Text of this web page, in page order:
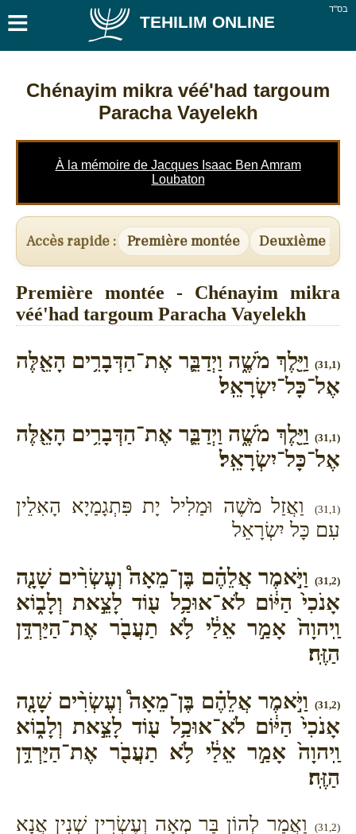
בס''ד ≡ TEHILIM ONLINE
Chénayim mikra véé'had targoum
Paracha Vayelekh
À la mémoire de Jacques Isaac Ben Amram
Loubaton
Accès rapide : Première montée Deuxième
Première montée - Chénayim mikra
véé'had targoum Paracha Vayelekh
(31,1)
וַיֵּ֖לֶךְ מֹשֶׁ֑ה וַיְדַבֵּ֛ר אֶת־הַדְּבָרִ֥ים הָאֵ֖לֶּה
אֶל־כָּל־יִשְׂרָאֵֽל׃
(31,1)
וַיֵּ֖לֶךְ מֹשֶׁ֑ה וַיְדַבֵּ֛ר אֶת־הַדְּבָרִ֥ים הָאֵ֖לֶּה
אֶל־כָּל־יִשְׂרָאֵֽל׃
(31,1)
וַאֲזַל מֹשֶׁה וּמַלִיל יָת פִּתְגָמַיָא הָאִלֵין
עִם כָּל יִשְׂרָאֵל
(31,2)
וַיֹּ֣אמֶר אֲלֵהֶ֗ם בֶּן־מֵאָה֩ וְעֶשְׂרִ֨ים שָׁנָ֤ה
אָנֹכִי֙ הַיּ֔וֹם לֹא־אוּכַ֥ל ע֖וֹד לָצֵ֣את וְלָב֑וֹא
וַֽיהוָה֙ אָמַ֣ר אֵלַ֔י לֹ֥א תַעֲבֹ֖ר אֶת־הַיַּרְדֵּ֥ן
הַזֶּֽה׃
(31,2)
וַיֹּ֣אמֶר אֲלֵהֶ֗ם בֶּן־מֵאָה֩ וְעֶשְׂרִ֨ים שָׁנָ֤ה
אָנֹכִי֙ הַיּ֔וֹם לֹא־אוּכַ֥ל ע֖וֹד לָצֵ֣את וְלָב֑וֹא
וַֽיהוָה֙ אָמַ֣ר אֵלַ֔י לֹ֥א תַעֲבֹ֖ר אֶת־הַיַּרְדֵּ֥ן
הַזֶּֽה׃
(31,2)
וַאֲמַר לְהוֹן בַּר מְאָה וְעֶשְׂרִין שְׁנִין אֲנָא